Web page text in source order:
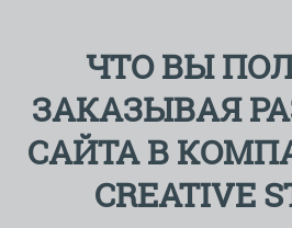
ЧТО ВЫ
ЗАКАЗЫВАЯ
САЙТА В
CREATIVE